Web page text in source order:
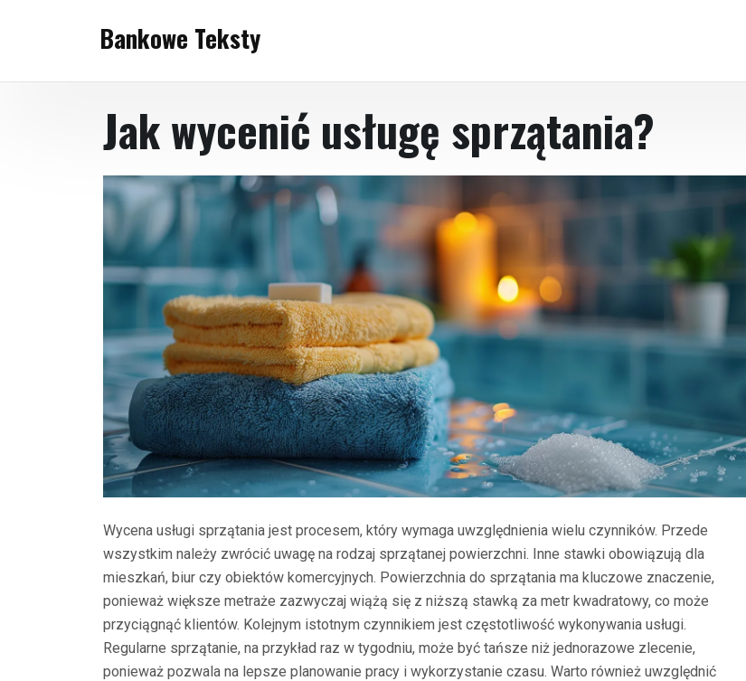
Bankowe Teksty
Jak wycenić usługę sprzątania?
Wycena usługi sprzątania jest procesem, który wymaga uwzględnienia wielu czynników. Przede
wszystkim należy zwrócić uwagę na rodzaj sprzątanej powierzchni. Inne stawki obowiązują dla
mieszkań, biur czy obiektów komercyjnych. Powierzchnia do sprzątania ma kluczowe znaczenie,
ponieważ większe metraże zazwyczaj wiążą się z niższą stawką za metr kwadratowy, co może
przyciągnąć klientów. Kolejnym istotnym czynnikiem jest częstotliwość wykonywania usługi.
Regularne sprzątanie, na przykład raz w tygodniu, może być tańsze niż jednorazowe zlecenie,
ponieważ pozwala na lepsze planowanie pracy i wykorzystanie czasu. Warto również uwzględnić